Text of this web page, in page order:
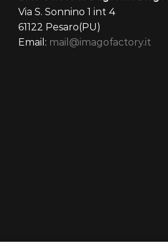
Via S. Sonnino 1 int 4
61122 Pesaro(PU)
Email: mail@imagofactory.it